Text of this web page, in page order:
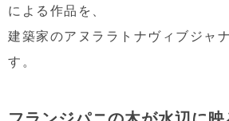
による作品を、
建築家のアヌララトナヴィブジャ
す。